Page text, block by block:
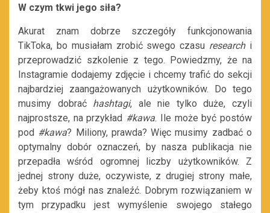
W czym tkwi jego siła?
Akurat znam dobrze szczegóły funkcjonowania
TikToka, bo musiałam zrobić swego czasu researchi
przeprowadzić szkolenie z tego. Powiedzmy, że na
Instagramie dodajemy zdjęcie i chcemy trafić do sekcji
najbardziej zaangażowanych użytkowników. Do tego
musimy dobrać hashtagi, ale nie tylko duże, czyli
najprostsze, na przykład #kawa. Ile może być postów
pod #kawa? Miliony, prawda? Więc musimy zadbać o
optymalny dobór oznaczeń, by nasza publikacja nie
przepadła wśród ogromnej liczby użytkowników. Z
jednej strony duże, oczywiste, z drugiej strony małe,
żeby ktoś mógł nas znaleźć. Dobrym rozwiązaniem w
tym przypadku jest wymyślenie swojego stałego